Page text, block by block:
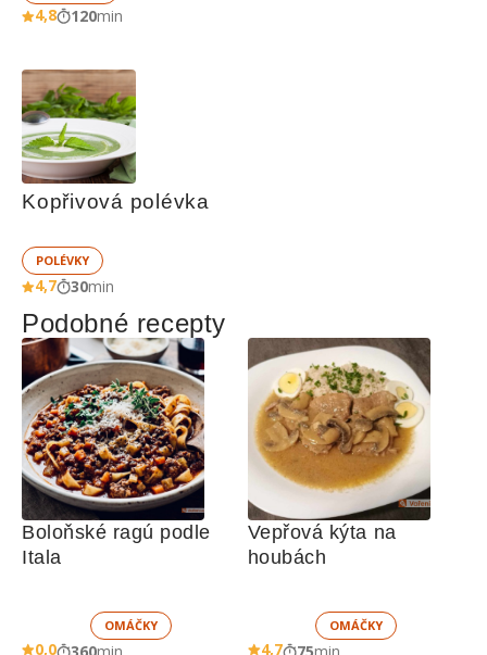
4,8 120min
Kopřivová polévka
POLÉVKY
4,7 30min
Podobné recepty
Boloňské ragú podle
Itala
OMÁČKY
0,0
Vepřová kýta na
houbách
OMÁČKY
4,7